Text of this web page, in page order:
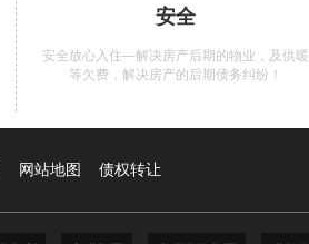
安全
安全放心入住—解决房产后期的物业，及供暖
等欠费，解决房产的后期债务纠纷！
网站地图 债权转让